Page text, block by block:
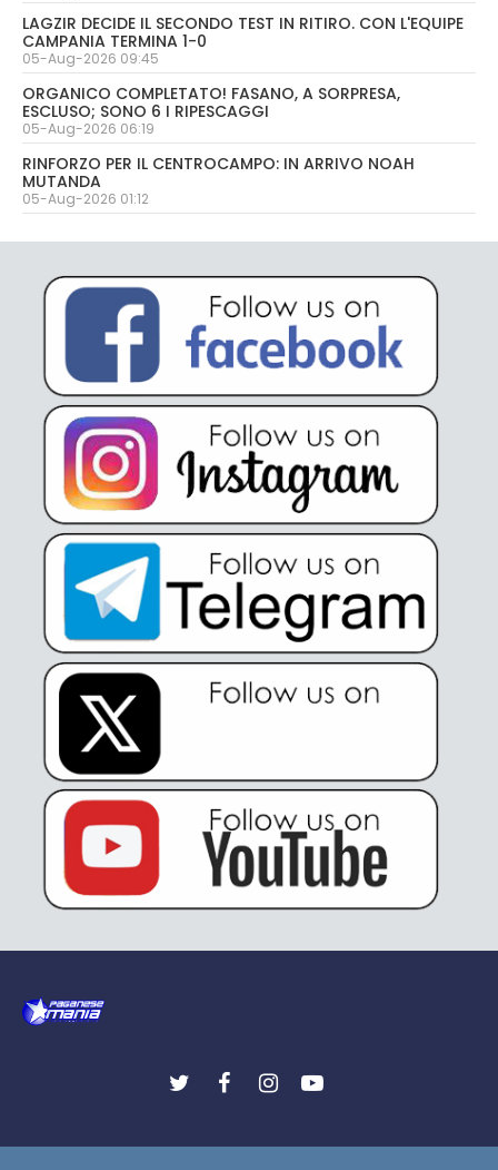
LAGZIR DECIDE IL SECONDO TEST IN RITIRO. CON L'EQUIPE
CAMPANIA TERMINA 1-0
05-Aug-2026 09:45
ORGANICO COMPLETATO! FASANO, A SORPRESA,
ESCLUSO; SONO 6 I RIPESCAGGI
05-Aug-2026 06:19
RINFORZO PER IL CENTROCAMPO: IN ARRIVO NOAH
MUTANDA
05-Aug-2026 01:12